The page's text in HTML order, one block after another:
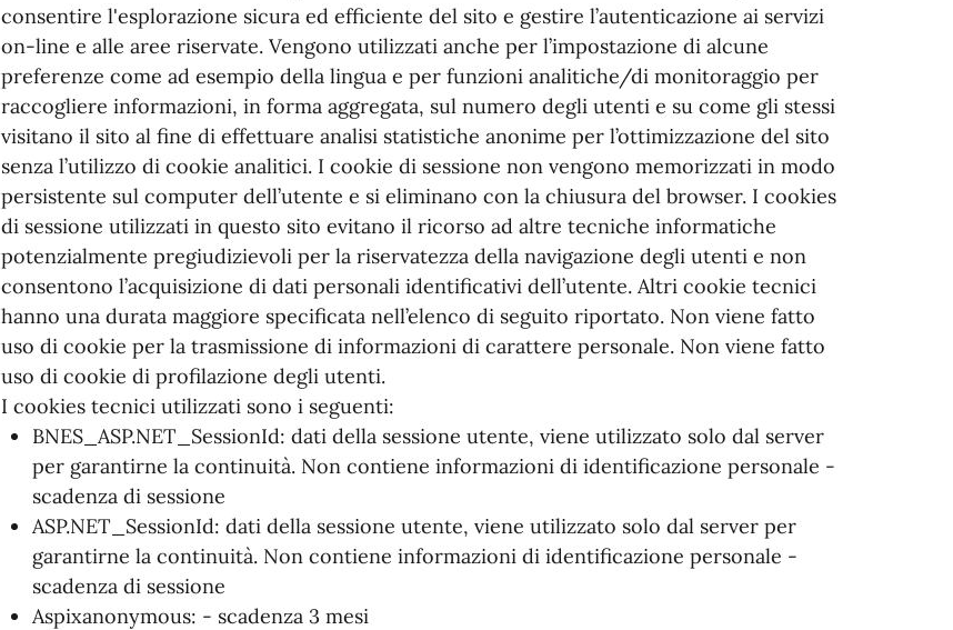
consentire l'esplorazione sicura ed efficiente del sito e gestire l’autenticazione ai servizi
on-line e alle aree riservate. Vengono utilizzati anche per l’impostazione di alcune
preferenze come ad esempio della lingua e per funzioni analitiche/di monitoraggio per
raccogliere informazioni, in forma aggregata, sul numero degli utenti e su come gli stessi
visitano il sito al fine di effettuare analisi statistiche anonime per l’ottimizzazione del sito
senza l’utilizzo di cookie analitici. I cookie di sessione non vengono memorizzati in modo
persistente sul computer dell’utente e si eliminano con la chiusura del browser. I cookies
di sessione utilizzati in questo sito evitano il ricorso ad altre tecniche informatiche
potenzialmente pregiudizievoli per la riservatezza della navigazione degli utenti e non
consentono l’acquisizione di dati personali identificativi dell’utente. Altri cookie tecnici
hanno una durata maggiore specificata nell’elenco di seguito riportato. Non viene fatto
uso di cookie per la trasmissione di informazioni di carattere personale. Non viene fatto
uso di cookie di profilazione degli utenti.
I cookies tecnici utilizzati sono i seguenti:
BNES_ASP.NET_SessionId: dati della sessione utente, viene utilizzato solo dal server
per garantirne la continuità. Non contiene informazioni di identificazione personale -
scadenza di sessione
ASP.NET_SessionId: dati della sessione utente, viene utilizzato solo dal server per
garantirne la continuità. Non contiene informazioni di identificazione personale -
scadenza di sessione
Aspixanonymous: - scadenza 3 mesi